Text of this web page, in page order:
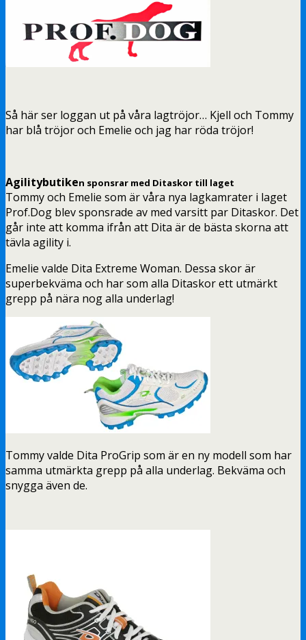
Så här ser loggan ut på våra lagtröjor… Kjell och Tommy
har blå tröjor och Emelie och jag har röda tröjor!
Agilitybutiken sponsrar med Ditaskor till laget
Tommy och Emelie som är våra nya lagkamrater i laget
Prof.Dog blev sponsrade av med varsitt par Ditaskor. Det
går inte att komma ifrån att Dita är de bästa skorna att
tävla agility i.
Emelie valde Dita Extreme Woman. Dessa skor är
superbekväma och har som alla Ditaskor ett utmärkt
grepp på nära nog alla underlag!
Tommy valde Dita ProGrip som är en ny modell som har
samma utmärkta grepp på alla underlag. Bekväma och
snygga även de.